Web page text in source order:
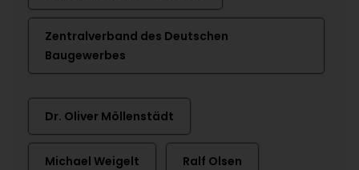
Zentralverband des Deutschen
Baugewerbes
Dr. Oliver Möllenstädt
Michael Weigelt Ralf Olsen